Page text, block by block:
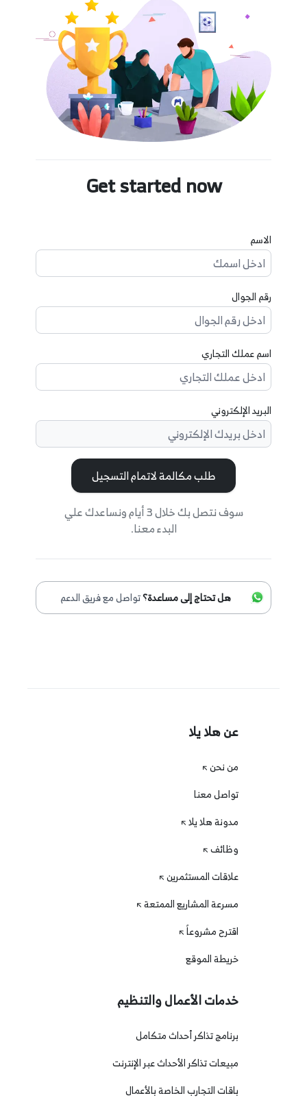
Get started now
الاسم
رقم الجوال
اسم عملك التجاري
البريد الإلكتروني
طلب مكالمة لاتمام التسجيل
سوف نتصل بك خلال 3 أيام ونساعدك علي
البدء معنا.
هل تحتاج إلى مساعدة؟تواصل مع فريق الدعم
عن هلا يلا
من نحن
تواصل معنا
مدونة هلا يلا
وظائف
علاقات المستثمرين
مسرعة المشاريع الممتعة
اقترح مشروعاً
خريطة الموقع
خدمات الأعمال والتنظيم
برنامج تذاكر أحداث متكامل
مبيعات تذاكر الأحداث عبر الإنترنت
باقات التجارب الخاصة بالأعمال